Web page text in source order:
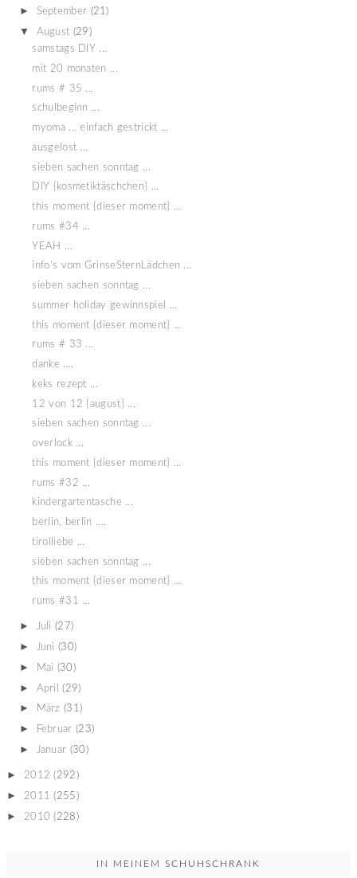
► September (21)
▼ August (29)
samstags DIY ...
mit 20 monaten ...
rums # 35 ...
schulbeginn ...
myoma ... einfach gestrickt ...
ausgelost ...
sieben sachen sonntag ...
DIY {kosmetiktäschchen} ...
this moment {dieser moment} ...
rums #34 ...
YEAH ...
info's vom GrinseSternLädchen ...
sieben sachen sonntag ...
summer holiday gewinnspiel ...
this moment {dieser moment} ...
rums # 33 ...
danke ....
keks rezept ...
12 von 12 {august} ...
sieben sachen sonntag ...
overlock ...
this moment {dieser moment} ...
rums #32 ...
kindergartentasche ...
berlin, berlin ....
tirolliebe ...
sieben sachen sonntag ...
this moment {dieser moment} ...
rums #31 ...
► Juli (27)
► Juni (30)
► Mai (30)
► April (29)
► März (31)
► Februar (23)
► Januar (30)
► 2012 (292)
► 2011 (255)
► 2010 (228)
IN MEINEM SCHUHSCHRANK